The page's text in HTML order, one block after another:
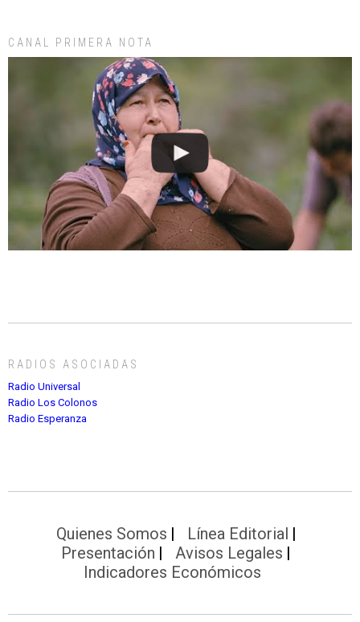
CANAL PRIMERA NOTA
RADIOS ASOCIADAS
Radio Universal
Radio Los Colonos
Radio Esperanza
Quienes Somos
Línea Editorial
Presentación
Avisos Legales
Indicadores Económicos